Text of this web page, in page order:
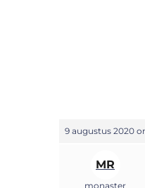
9 augustus 2020
MR
monaster